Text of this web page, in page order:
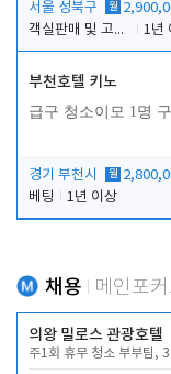
서울 성북구 월
객실판매 및 고객응대
1년
부천호텔 키노
급구 청소이모 1명
경기 부천시 월
베팅
1년 이상
채용 메인포
의왕 밀로스 관광호텔
주1회 휴무 청소 부부팀,